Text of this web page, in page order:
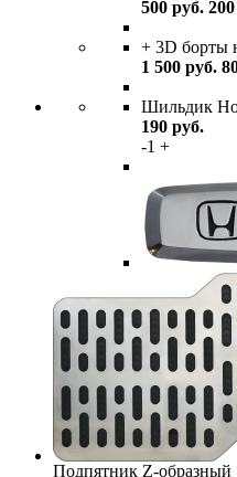
500 руб. 200
+ 3D борты
1 500 руб.
Шильдик
190 руб.
-1 +
Подпятник Z-образный